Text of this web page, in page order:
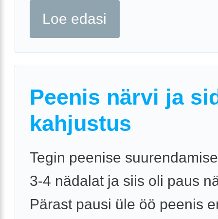
Loe edasi
Peenis närvi ja
kahjustus
Tegin peenise
3-4 nädalat ja siis oli paus
Pärast pausi üle öö peenis